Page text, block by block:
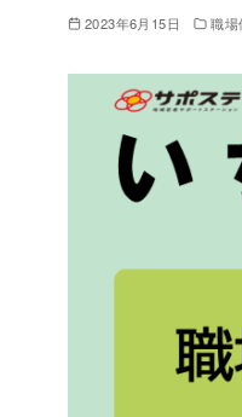
2023年6月15日 職場